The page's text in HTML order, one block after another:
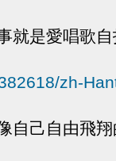
是愛唱歌自
zh-
己自由飛翔